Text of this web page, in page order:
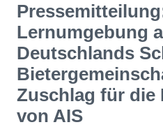
Lernumgebung
Deutschlands
Zuschlag für die
von AIS